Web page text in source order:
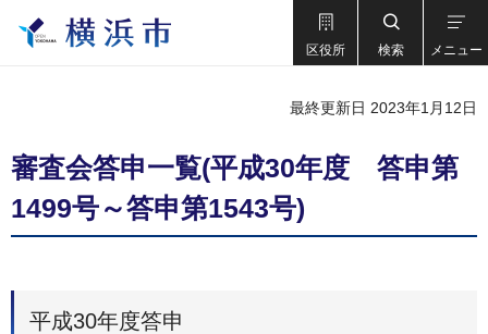
区役所 検索 メニュー
最終更新日 2023年1月12日
審査会答申一覧(平成30年度 答申第
1499号～答申第1543号)
平成30年度答申